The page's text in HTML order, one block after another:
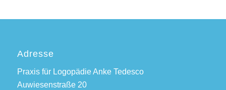
Adresse
Praxis für Logopädie Anke Tedesco
Auwiesenstraße 20